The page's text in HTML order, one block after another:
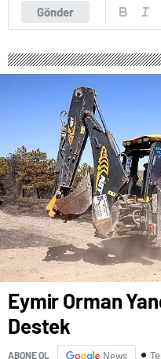
Gönder
Eymir Orman
Destek
ABONE OL News